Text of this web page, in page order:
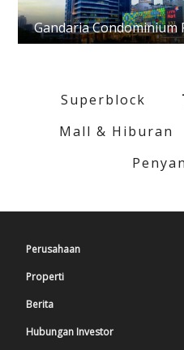
Gandaria Condominium
Superblock
Mall & Hiburan
Perusahaan
Profil Perusahaan
Nilai Perusahaan
Sejarah
Properti
Superblock
Tempat Tinggal
Berita
Press Release
Hubungan Investor